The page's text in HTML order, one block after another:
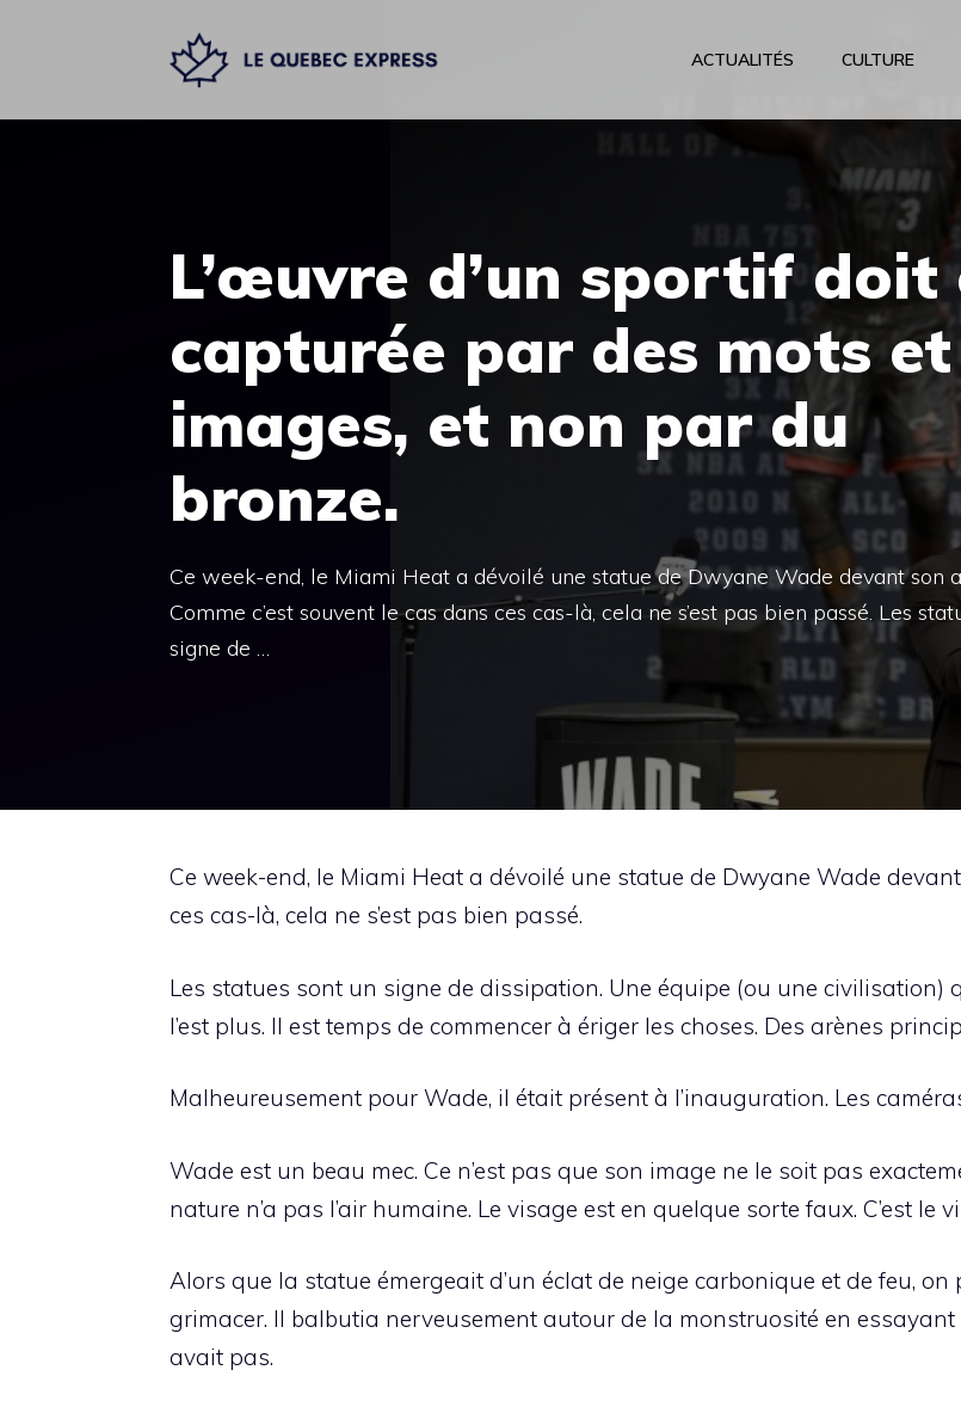
ACTUALITÉS CULTURE
L’œuvre d’un sportif doit
capturée par des mots
images, et non par du
bronze.
Ce week-end, le Miami Heat a dévoilé une statue de Dwyane Wade devant son
Comme c’est souvent le cas dans ces cas-là, cela ne s’est pas bien passé. Les
signe de …
Ce week-end, le Miami Heat a dévoilé une statue de Dwyane Wade
ces cas-là, cela ne s’est pas bien passé.
Les statues sont un signe de dissipation. Une équipe (ou une civilisation)
l’est plus. Il est temps de commencer à ériger les choses. Des arènes
Malheureusement pour Wade, il était présent à l’inauguration. Les
Wade est un beau mec. Ce n’est pas que son image ne le soit pas
nature n’a pas l’air humaine. Le visage est en quelque sorte faux. C’est le
Alors que la statue émergeait d’un éclat de neige carbonique et de feu,
grimacer. Il balbutia nerveusement autour de la monstruosité en essayant
avait pas.